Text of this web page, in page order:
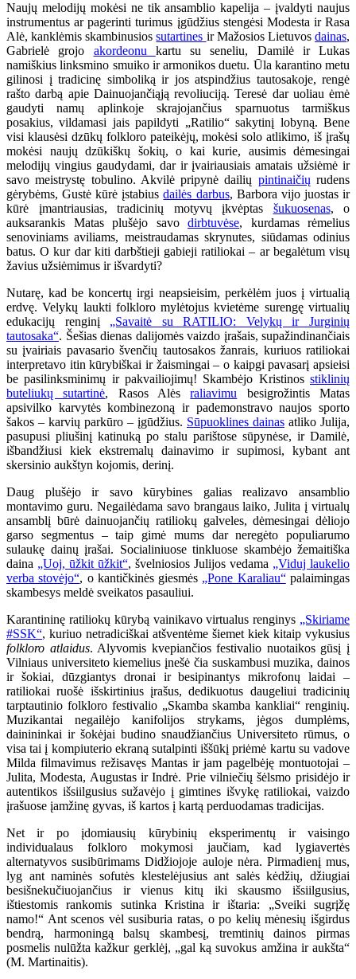
Naujų melodijų mokėsi ne tik ansamblio kapelija – įvaldyti naujus
instrumentus ar pagerinti turimus įgūdžius stengėsi Modesta ir Rasa
Alė, kanklėmis skambinusiossutartines ir Mažosios Lietuvosdainas,
Gabrielė grojo akordeonu kartu su seneliu, Damilė ir Lukas
namiškius linksmino smuiko ir armonikos duetu. Ūla karantino metu
gilinosi į tradicinę simboliką ir jos atspindžius tautosakoje, rengė
rašto darbą apie Dainuojančiąją revoliuciją. Teresė dar uoliau ėmė
gaudyti namų aplinkoje skrajojančius sparnuotus tarmiškus
posakius, vildamasi jais papildyti „Ratilio“ sakytinį lobyną. Bene
visi klausėsi dzūkų folkloro pateikėjų, mokėsi solo atlikimo, iš įrašų
mokėsi naujų dzūkiškų šokių, o kai kurie, ausimis dėmesingai
melodijų vingius gaudydami, dar ir įvairiausiais amatais užsiėmė ir
savo meistrystę tobulino. Akvilė pripynė dailių pintinaičių rudens
gėrybėms, Gustė kūrė įstabiusdailės darbus, Barbora vijo juostas ir
kūrė įmantriausias, tradicinių motyvų įkvėptas šukuosenas, o
auksarankis Matas plušėjo savo dirbtuvėse, kurdamas rėmelius
senoviniams aviliams, meistraudamas skrynutes, siūdamas odinius
batus. O kur dar kiti darbštieji gabieji ratiliokai – ar begalėtum visų
žavius užsiėmimus ir išvardyti?
Nutarę, kad be koncertų irgi neapsieisim, perkėlėm juos į virtualią
erdvę. Velykų laukti folkloro mylėtojus kvietėme surengę virtualių
edukacijų renginį „Savaitė su RATILIO: Velykų ir Jurginių
tautosaka“. Šešias dienas dalijomės vaizdo įrašais, supažindinančiais
su įvairiais pavasario švenčių tautosakos žanrais, kuriuos ratiliokai
interpretavo itin kūrybiškai ir žaismingai – o kaipgi pavasarį apsieisi
be pasilinksminimų ir pakvailiojimų! Skambėjo Kristinos stiklinių
buteliukų sutartinė, Rasos Alėsraliavimu besigrožintis Matas
apsivilko karvytės kombinezoną ir pademonstravo naujos sporto
šakos – karvių parkūro – įgūdžius. Sūpuoklines dainas atliko Julija,
pasupusi pliušinį katinuką po stalu parištose sūpynėse, ir Damilė,
išbandžiusi kiek ekstremalų dainavimo ir supimosi, kybant ant
skersinio aukštyn kojomis, derinį.
Daug plušėjo ir savo kūrybines galias realizavo ansamblio
montavimo guru. Negailėdama savo brangaus laiko, Julita į virtualų
ansamblį būrė dainuojančių ratiliokų galveles, dėmesingai dėliojo
garso segmentus – taip gimė mums dar neregėto populiarumo
sulaukę dainų įrašai. Socialiniuose tinkluose skambėjo žemaitiška
daina „Uoj, ūžkit ūžkit“, švelniosios Julijos vedama „Viduj laukelio
verba stovėjo“, o kantičkinės giesmės „Pone Karaliau“palaimingas
skambesys meldė sveikatos pasauliui.
Karantininę ratiliokų kūrybą vainikavo virtualus renginys „Skiriame
#SSK“, kuriuo netradiciškai atšventėme šiemet kiek kitaip vykusius
folkloro atlaidus. Alyvomis kvepiančios festivalio nuotaikos gūsį į
Vilniaus universiteto kiemelius įnešė čia suskambusi muzika, dainos
ir šokiai, dūzgiantys dronai ir besipinantys mikrofonų laidai –
ratiliokai ruošė išskirtinius įrašus, dedikuotus daugeliui tradicinių
tarptautinio folkloro festivalio „Skamba skamba kankliai“ renginių.
Muzikantai negailėjo kanifolijos strykams, jėgos dumplėms,
dainininkai ir šokėjai budino snaudžiančius Universiteto rūmus, o
visa tai į kompiuterio ekraną sutalpinti iššūkį priėmė kartu su vadove
Milda filmavimus režisavęs Mantas ir jam pagelbėję montuotojai –
Julita, Modesta, Augustas ir Indrė. Prie vilniečių šėlsmo prisidėjo ir
autentikos išsiilgusius sužavėjo į gimtines išvykę ratiliokai, vaizdo
įrašuose įamžinę gyvas, iš kartos į kartą perduodamas tradicijas.
Net ir po įdomiausių kūrybinių eksperimentų ir vaisingo
individualaus folkloro mokymosi jaučiam, kad lygiavertės
alternatyvos susibūrimams Didžiojoje auloje nėra. Pirmadienį mus,
lyg ant naminės sofutės klestelėjusius ant salės kėdžių, džiugiai
besišnekučiuojančius ir vienus kitų iki skausmo išsiilgusius,
ištiestomis rankomis sutinka Kristina ir ištaria: „Sveiki sugrįžę
namo!“ Ant scenos vėl susiburia ratas, o po kelių mėnesių išgirdus
bendrą, harmoningą balsų skambesį, tremtinių dainos pirmas
posmelis nulūžta kažkur gerklėj, „gal ką suvokus amžina ir aukšta“
(M. Martinaitis).